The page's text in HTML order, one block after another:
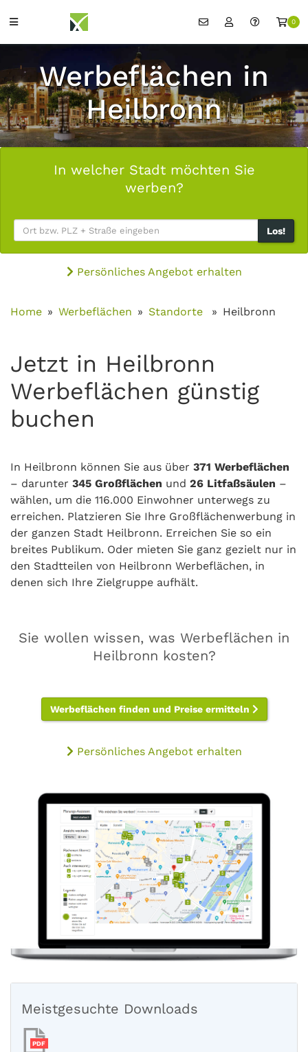
0
Werbeflächen in
Heilbronn
In welcher Stadt möchten Sie
werben?
Los!
Persönliches Angebot erhalten
Home Werbeflächen Standorte Heilbronn
Jetzt in Heilbronn
Werbeflächen günstig
buchen
In Heilbronn können Sie aus über 371 Werbeflächen
– darunter 345 Großflächen und 26 Litfaßsäulen –
wählen, um die 116.000 Einwohner unterwegs zu
erreichen. Platzieren Sie Ihre Großflächenwerbung in
der ganzen Stadt Heilbronn. Erreichen Sie so ein
breites Publikum. Oder mieten Sie ganz gezielt nur in
den Stadtteilen von Heilbronn Werbeflächen, in
denen sich Ihre Zielgruppe aufhält.
Sie wollen wissen, was Werbeflächen in
Heilbronn kosten?
Werbeflächen finden und Preise ermitteln
Persönliches Angebot erhalten
Meistgesuchte Downloads
PDF